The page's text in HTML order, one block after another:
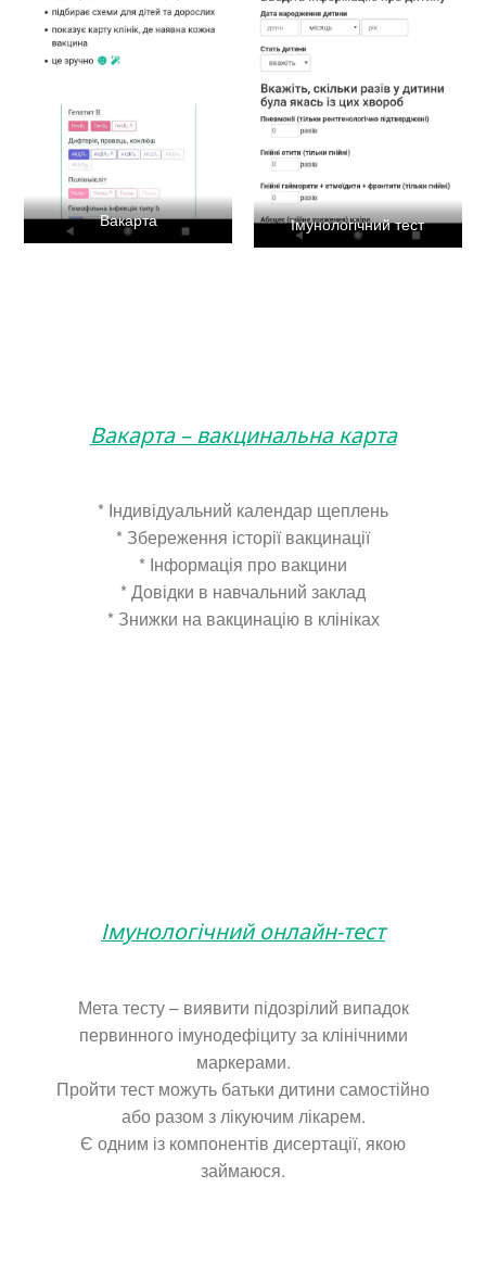
Вакарта Імунологічний тест
Вакарта – вакцинальна карта
* Індивідуальний календар щеплень
* Збереження історії вакцинації
* Інформація про вакцини
* Довідки в навчальний заклад
* Знижки на вакцинацію в клініках
Імунологічний онлайн-тест
Мета тесту – виявити підозрілий випадок
первинного імунодефіциту за клінічними
маркерами.
Пройти тест можуть батьки дитини самостійно
або разом з лікуючим лікарем.
Є одним із компонентів дисертації, якою
займаюся.